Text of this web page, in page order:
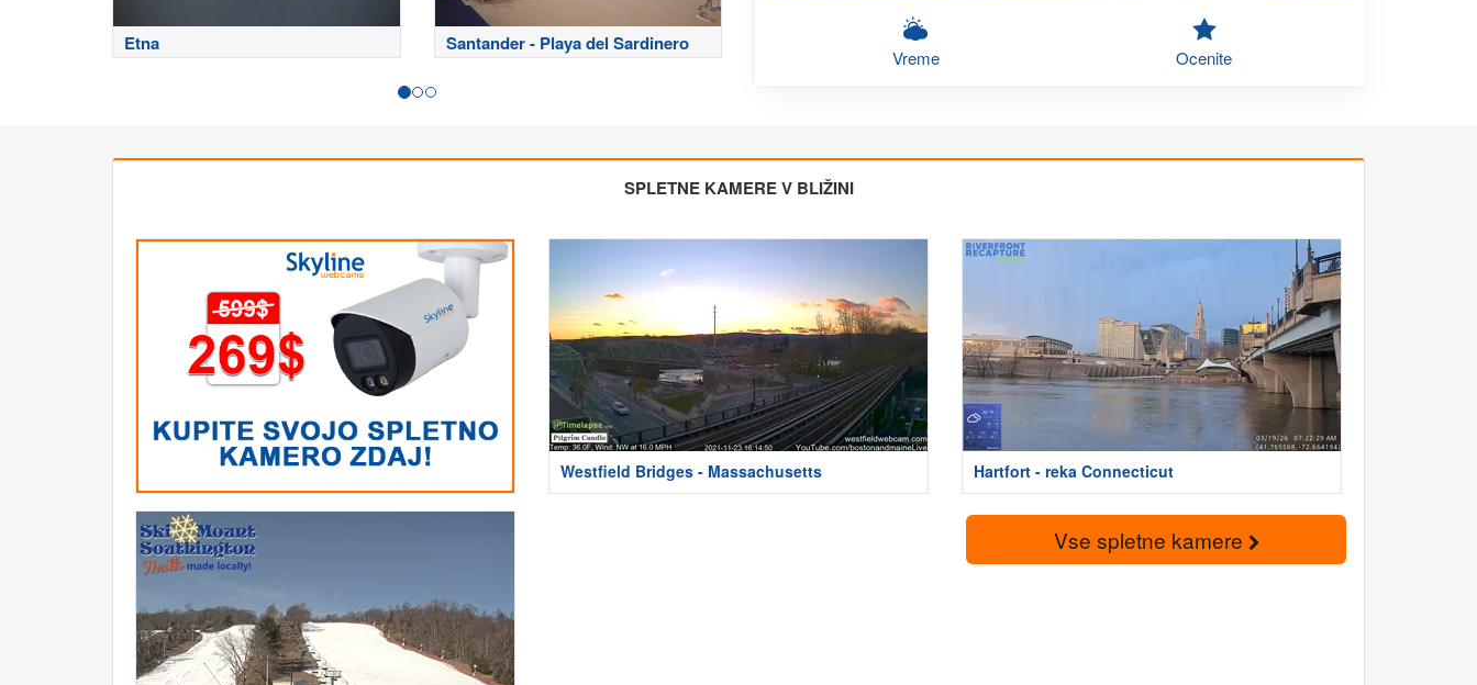
Etna Santander - Playa del Sardinero
Vreme Ocenite
SPLETNE KAMERE V BLIŽINI
Westfield Bridges - Massachusetts Hartfort - reka Connecticut
Vse spletne kamere